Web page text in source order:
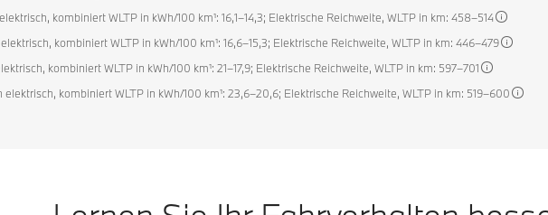
kombiniert WLTP in kWh/100 km¹: 16,1–14,3; Elektrische Reichweite, WLTP in km: 458–514
kombiniert WLTP in kWh/100 km¹: 16,6–15,3; Elektrische Reichweite, WLTP in km: 446–479
kombiniert WLTP in kWh/100 km¹: 21–17,9; Elektrische Reichweite, WLTP in km: 597–701
elektrisch, kombiniert WLTP in kWh/100 km¹: 23,6–20,6; Elektrische Reichweite, WLTP in km: 519–600